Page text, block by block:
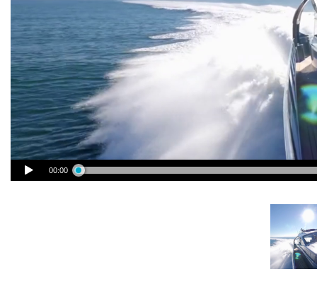
00:00